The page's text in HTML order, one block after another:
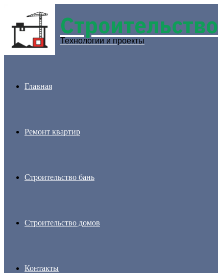
Menu Строительство
Технологии и проекты
Главная
Ремонт квартир
Строительство бань
Строительство домов
Контакты